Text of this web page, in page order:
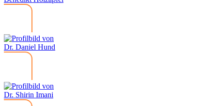
Dr. Daniel Hund
Dr. Shirin Imani